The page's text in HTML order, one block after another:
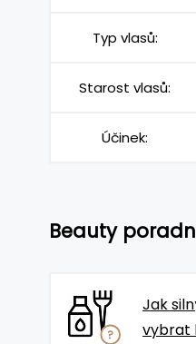
Typ vlasů:
Starost vlasů:
Účinek:
Beauty
Jak
vybrat